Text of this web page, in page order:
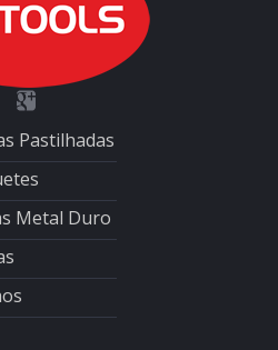
Pastilhadas
Metal Duro